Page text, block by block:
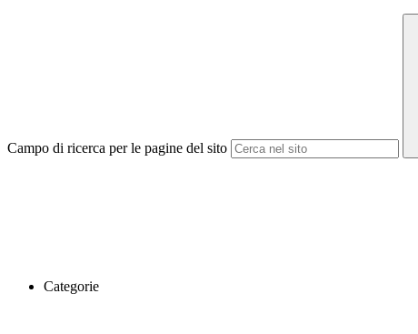
Campo di ricerca per le pagine del sito
Categorie